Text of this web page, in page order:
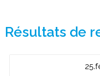
Résultats de